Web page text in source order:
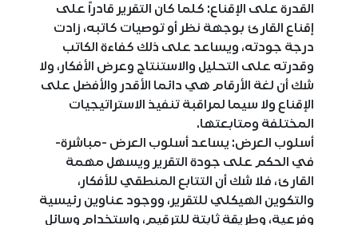
القدرة على الإقناع: كلما كان التقرير قادراً على
إقناع القارئ بوجهة نظر أو توصيات كاتبه، زادت
درجة جودته، ويساعد على ذلك كفاءة الكاتب
وقدرته على التحليل والاستنتاج وعرض الأفكار، ولا
شك أن لغة الأرقام هي دائما الأقدر والأفضل على
الإقناع ولا سيما لمراقبة تنفيذ الاستراتيجيات
المختلفة ومتابعتها.
أسلوب العرض: يساعد أسلوب العرض -مباشرة-
في الحكم على جودة التقرير ويسهل مهمة
القارئ، فلا شك أن التتابع المنطقي للأفكار،
والتكوين الهيكلي للتقرير، ووجود عناوين رئيسية
وفرعية، وطريقة ثابتة للترقيم، واستخدام وسائل